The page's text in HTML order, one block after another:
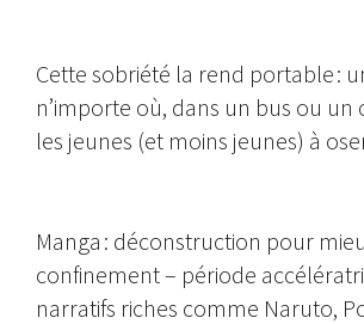
Cette sobriété la rend portable :
n’importe où, dans un bus ou un
les jeunes (et moins jeunes) à
Manga : déconstruction pour
confinement – période
narratifs riches comme Naruto,